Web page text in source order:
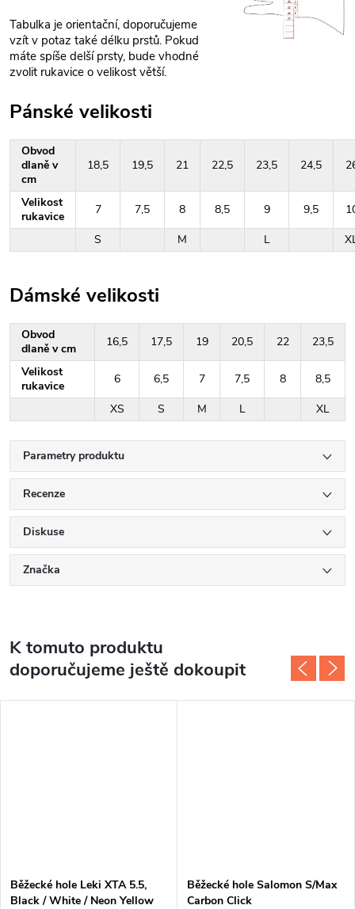
Tabulka je orientační, doporučujeme
vzít v potaz také délku prstů. Pokud
máte spíše delší prsty, bude vhodné
zvolit rukavice o velikost větší.
Pánské velikosti
Obvod
dlaně v
cm
18,5 19,5 21 22,5 23,5 24,5
Velikost
rukavice
7 7,5 8 8,5 9 9,5
S
M L
Dámské velikosti
Obvod
dlaně v cm
16,5 17,5 19 20,5 22
23,5
Velikost
rukavice
6 6,5 7 7,5 8
8,5
XS
S M L XL
Parametry produktu
Recenze
Diskuse
Značka
K tomuto produktu
doporučujeme ještě dokoupit
Běžecké hole Leki XTA 5.5,
Black / White / Neon Yellow
Běžecké hole Salomon S/Max
Carbon Click